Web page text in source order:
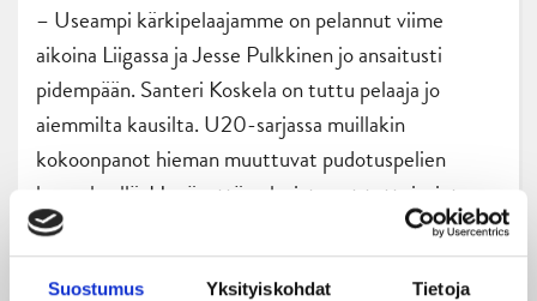
Suostumus Yksityiskohdat Tietoja
– Useampi kärkipelaajamme on pelannut viime
aikoina Liigassa ja Jesse Pulkkinen jo ansaitusti
pidempään. Santeri Koskela on tuttu pelaaja jo
aiemmilta kausilta. U20-sarjassa muillakin
kokoonpanot hieman muuttuvat pudotuspelien
kynnyksellä. Hyvä, että pelaajat ovat tuttuja, joten
kemiat joukkueessa löytävät kyllä paikkansa, Turunen
summaa.